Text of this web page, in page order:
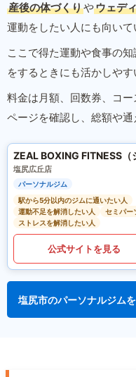
産後の体づくりやウェデ
運動をしたい人にも向いて
ここで得た運動や食事の
をするときにも活かしやす
料金は月額、回数券、コ
ページを確認し、総額や通
塩尻広丘店
パーソナルジム
駅から5分以内のジムに通いたい人
運動不足を解消したい人
セミパー
ストレスを解消したい人
公式サイトを見る
塩尻市のパーソナルジム